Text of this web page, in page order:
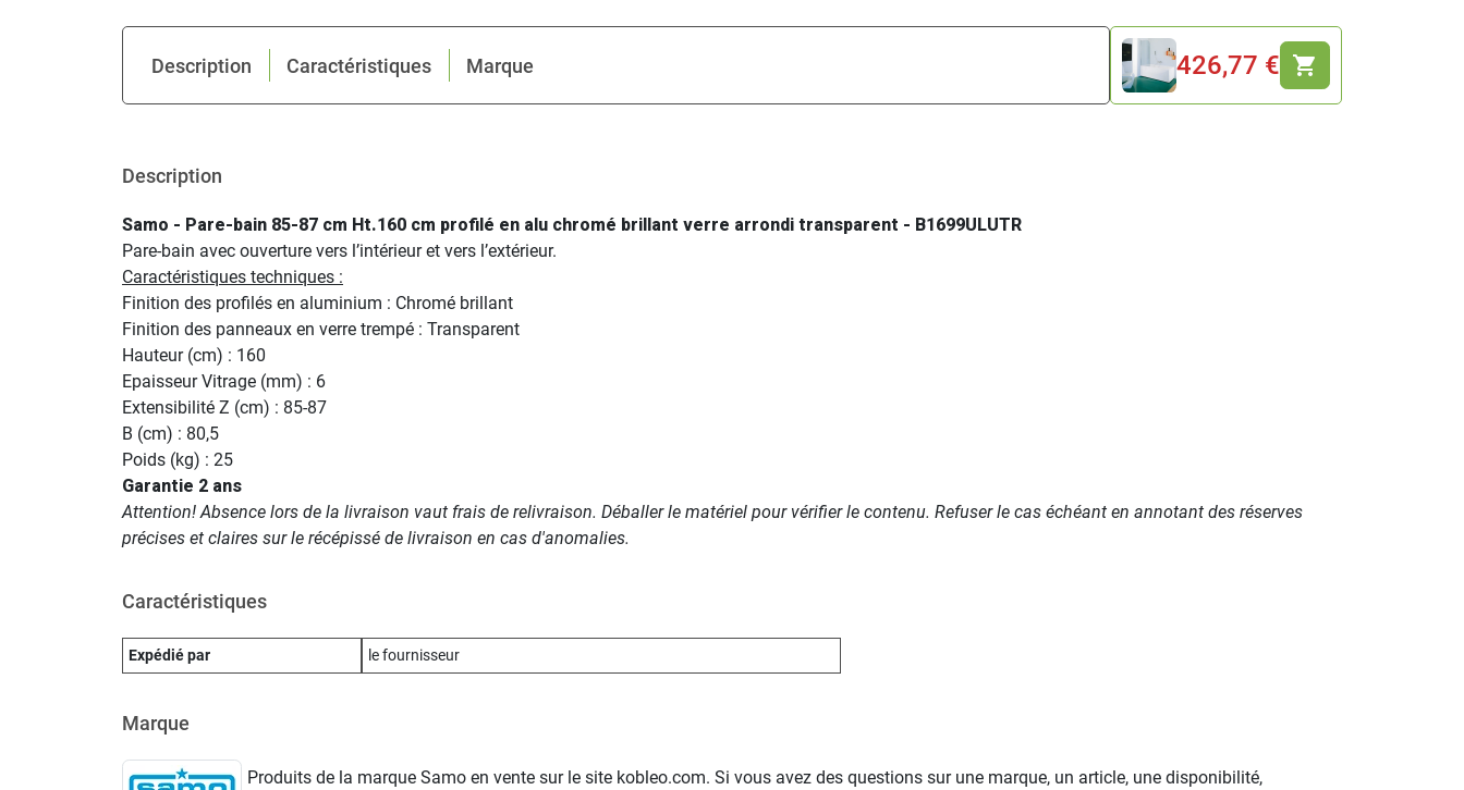
Description Caractéristiques Marque 426,77 € shopping_cart
Description
Samo - Pare-bain 85-87 cm Ht.160 cm profilé en alu chromé brillant verre arrondi transparent - B1699ULUTR
Pare-bain avec ouverture vers l’intérieur et vers l’extérieur.
Caractéristiques techniques :
Finition des profilés en aluminium : Chromé brillant
Finition des panneaux en verre trempé : Transparent
Hauteur (cm) : 160
Epaisseur Vitrage (mm) : 6
Extensibilité Z (cm) : 85-87
B (cm) : 80,5
Poids (kg) : 25
Garantie 2 ans
Attention! Absence lors de la livraison vaut frais de relivraison. Déballer le matériel pour vérifier le contenu. Refuser le cas échéant en annotant des réserves
précises et claires sur le récépissé de livraison en cas d'anomalies.
Caractéristiques
Expédié par le fournisseur
Marque
Produits de la marque Samo en vente sur le site kobleo.com. Si vous avez des questions sur une marque, un article, une disponibilité,